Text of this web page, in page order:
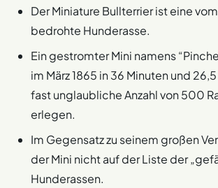
Der Miniature Bullterrier ist eine
bedrohte Hunderasse.
Ein gestromter Mini namens
im März 1865 in 36 Minuten und
fast unglaubliche Anzahl von 500
erlegen.
Im Gegensatz zu seinem großen
der Mini nicht auf der Liste der
Hunderassen.